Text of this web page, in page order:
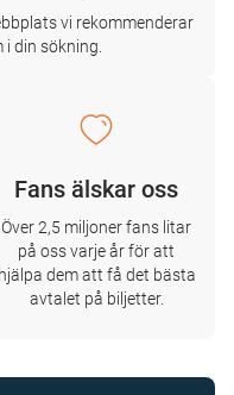
vi rekommenderar
din sökning.
Fans älskar oss
Över 2,5 miljoner fans litar
på oss varje år för att
hjälpa dem att få det bästa
avtalet på biljetter.